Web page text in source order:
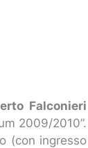
Falconieri
2009/2010”.
(con ingresso